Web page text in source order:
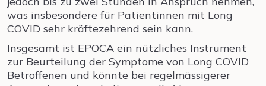
was insbesondere für Patientinnen mit Long
COVID sehr kräftezehrend sein kann.
Insgesamt ist EPOCA ein nützliches Instrument
zur Beurteilung der Symptome von Long COVID
Betroffenen und könnte bei regelmässigerer